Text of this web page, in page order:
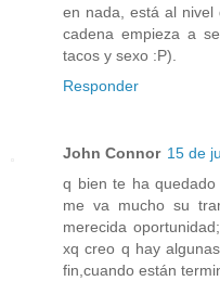
en nada, está al nivel
cadena empieza a
tacos y sexo :P).
Responder
John Connor 15 de
q bien te ha
me va mucho su
merecida
xq creo q hay
fin,cuando están